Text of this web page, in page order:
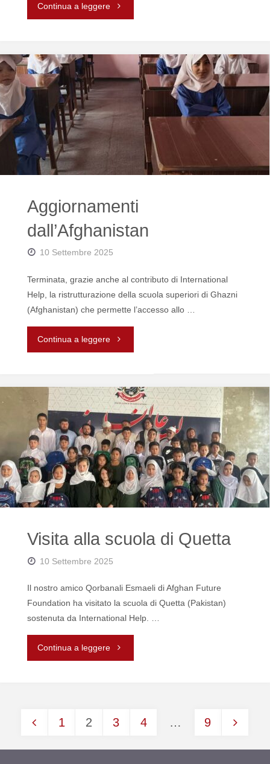
Continua a leggere"Consegna
in
Mato
Grosso"
Aggiornamenti
dall’Afghanistan
10 Settembre 2025
Terminata, grazie anche al contributo di International
Help, la ristrutturazione della scuola superiori di Ghazni
(Afghanistan) che permette l’accesso allo …
Continua a leggere"Aggiornamenti
Visita alla scuola di Quetta
10 Settembre 2025
Il nostro amico Qorbanali Esmaeli di Afghan Future
Foundation ha visitato la scuola di Quetta (Pakistan)
sostenuta da International Help. …
Continua a leggere"Visita
di
Quetta"
Navigazione
1 2 3 4 … 9